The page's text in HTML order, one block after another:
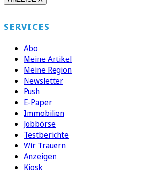
SERVICES
Abo
Meine Artikel
Meine Region
Newsletter
Push
E-Paper
Immobilien
Jobbörse
Testberichte
Wir Trauern
Anzeigen
Kiosk